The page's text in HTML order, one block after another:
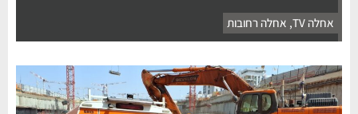
אחלה TV , אחלה רחובות